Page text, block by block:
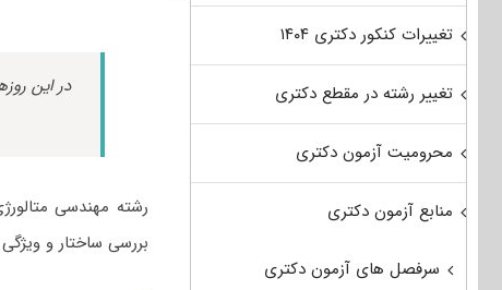
در این
رشته مهندسی
بررسی ساختار و
تغییرات کنکور دکتری ۱۴۰۴
تغییر رشته در مقطع دکتری
محرومیت آزمون دکتری
منابع آزمون دکتری
سرفصل های آزمون دکتری